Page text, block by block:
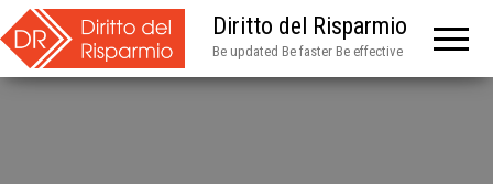
Diritto del Risparmio
Be updated Be faster Be effective